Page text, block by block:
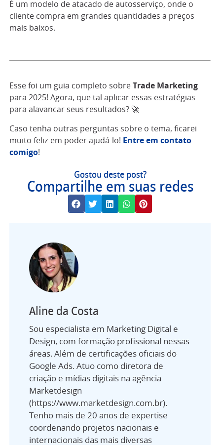
É um modelo de atacado de autosserviço, onde o
cliente compra em grandes quantidades a preços
mais baixos.
Esse foi um guia completo sobre Trade Marketing
para 2025! Agora, que tal aplicar essas estratégias
para alavancar seus resultados? 🚀
Caso tenha outras perguntas sobre o tema, ficarei
muito feliz em poder ajudá-lo! Entre em contato
comigo!
Gostou deste post?
Compartilhe em suas redes
Aline da Costa
Sou especialista em Marketing Digital e
Design, com formação profissional nessas
áreas. Além de certificações oficiais do
Google Ads. Atuo como diretora de
criação e mídias digitais na agência
Marketdesign
(https://www.marketdesign.com.br).
Tenho mais de 20 anos de expertise
coordenando projetos nacionais e
internacionais das mais diversas